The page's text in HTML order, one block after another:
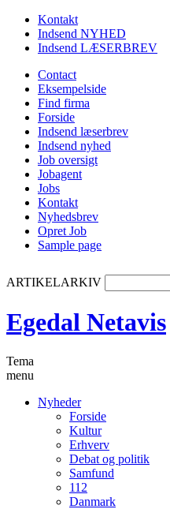
Kontakt
Indsend NYHED
Indsend LÆSERBREV
Contact
Eksempelside
Find firma
Forside
Indsend læserbrev
Indsend nyhed
Job oversigt
Jobagent
Jobs
Kontakt
Nyhedsbrev
Opret Job
Sample page
ARTIKELARKIV
Egedal Netavis
Tema
menu
Nyheder
Forside
Kultur
Erhverv
Debat og politik
Samfund
112
Danmark